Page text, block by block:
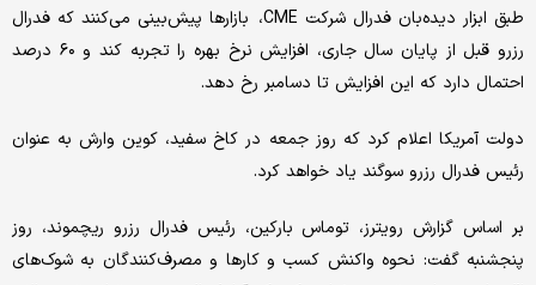
طبق ابزار دیده‌بان فدرال شرکت CME، بازارها پیش‌بینی می‌کنند که فدرال
رزرو قبل از پایان سال جاری، افزایش نرخ بهره را تجربه کند و ۶۰ درصد
احتمال دارد که این افزایش تا دسامبر رخ دهد.
دولت آمریکا اعلام کرد که روز جمعه در کاخ سفید، کوین وارش به عنوان
رئیس فدرال رزرو سوگند یاد خواهد کرد.
بر اساس گزارش رویترز، توماس بارکین، رئیس فدرال رزرو ریچموند، روز
پنجشنبه گفت: نحوه واکنش کسب و کارها و مصرف‌کنندگان به شوک‌های